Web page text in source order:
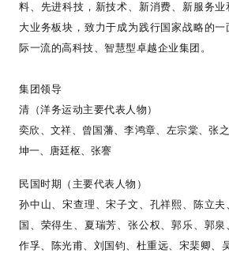
料、先进科技，新技术、新消费、新服务
大业务板块，致力于成为践行国家战略的一
际一流的高科技、智慧型卓越企业集团。
集团领导
清（洋务运动主要代表人物）
奕欣、文祥、曾国藩、李鸿章、左宗棠、张
坤一、唐廷枢、张謇
民国时期（主要代表人物）
孙中山、宋查理、宋子文、孔祥熙、陈立
国、荣得生、夏瑞芳、张公权、郭乐、郭
作孚、陈光甫、刘国钧、杜重远、宋棐卿、